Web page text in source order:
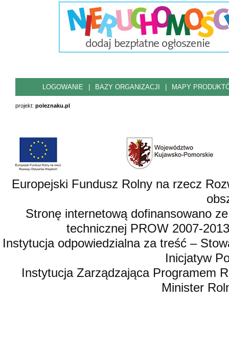
LOGOWANIE BAZY ORGANIZACJI MAPY
projekt: poleznaku.pl
Europejski Fundusz Rolny na rzecz
Stronę internetową dofinansowano
technicznej PROW 2007-
Instytucja odpowiedzialna za treść –
Inicjatyw
Instytucja Zarządzająca Programem
Minister